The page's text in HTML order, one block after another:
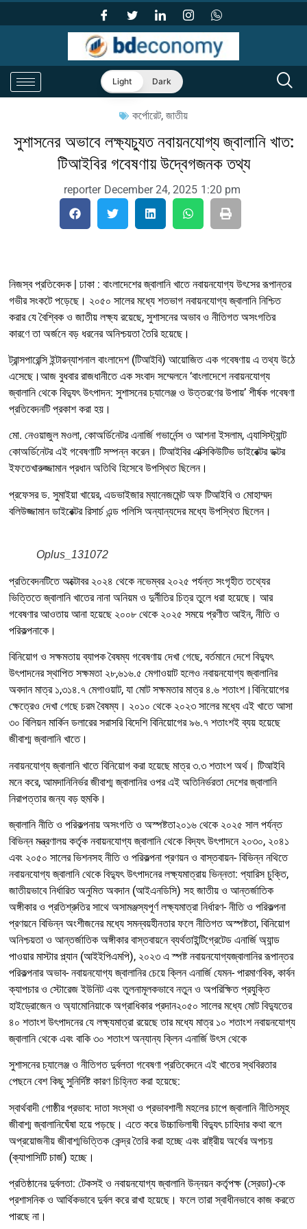
Light Dark
কর্পোরেট, জাতীয়
সুশাসনের অভাবে লক্ষ্যচ্যুত নবায়নযোগ্য জ্বালানি খাত:
টিআইবির গবেষণায় উদ্বেগজনক তথ্য
reporter December 24, 2025 1:20 pm
নিজস্ব প্রতিবেদক | ঢাকা : বাংলাদেশের জ্বালানি খাতে নবায়নযোগ্য উৎসের রূপান্তর
গভীর সংকটে পড়েছে। ২০৫০ সালের মধ্যে শতভাগ নবায়নযোগ্য জ্বালানি নিশ্চিত
করার যে বৈশ্বিক ও জাতীয় লক্ষ্য রয়েছে, সুশাসনের অভাব ও নীতিগত অসংগতির
কারণে তা অর্জনে বড় ধরনের অনিশ্চয়তা তৈরি হয়েছে।
ট্রান্সপারেন্সি ইন্টারন্যাশনাল বাংলাদেশ (টিআইবি) আয়োজিত এক গবেষণায় এ তথ্য উঠে
এসেছে।আজ বুধবার রাজধানীতে এক সংবাদ সম্মেলনে ‘বাংলাদেশে নবায়নযোগ্য
জ্বালানি থেকে বিদ্যুৎ উৎপাদন: সুশাসনের চ্যালেঞ্জ ও উত্তরণের উপায়’ শীর্ষক গবেষণা
প্রতিবেদনটি প্রকাশ করা হয়।
মো. নেওয়াজুল মওলা, কোঅর্ডিনেটর এনার্জি গভার্নেন্স ও আশনা ইসলাম, এ্যাসিস্ট্যান্ট
কোঅর্ডিনেটর এই গবেষণাটি সম্পন্ন করেন। টিআইবির এক্সিকিউটিভ ডাইরেক্টর ডক্টর
ইফতেখারুজ্জামান প্রধান অতিথি হিসেবে উপস্থিত ছিলেন।
প্রফেসর ড. সুমাইয়া খায়ের, এডভাইজার ম্যানেজমেন্ট অফ টিআইবি ও মোহাম্মদ
বলিউজ্জামান ডাইরেক্টর রিসার্চ এন্ড পলিসি অন্যান্যদের মধ্যে উপস্থিত ছিলেন।
Oplus_131072
প্রতিবেদনটিতে অক্টোবর ২০২৪ থেকে নভেম্বর ২০২৫ পর্যন্ত সংগৃহীত তথ্যের
ভিত্তিতে জ্বালানি খাতের নানা অনিয়ম ও দুর্নীতির চিত্র তুলে ধরা হয়েছে। আর
গবেষণার আওতায় আনা হয়েছে ২০০৮ থেকে ২০২৫ সময়ে প্রণীত আইন, নীতি ও
পরিকল্পনাকে।
বিনিয়োগ ও সক্ষমতায় ব্যাপক বৈষম্য গবেষণায় দেখা গেছে, বর্তমানে দেশে বিদ্যুৎ
উৎপাদনের স্থাপিত সক্ষমতা ২৮,৬১৬.৫ মেগাওয়াট হলেও নবায়নযোগ্য জ্বালানির
অবদান মাত্র ১,৩১৪.৭ মেগাওয়াট, যা মোট সক্ষমতার মাত্র ৪.৬ শতাংশ।বিনিয়োগের
ক্ষেত্রেও দেখা গেছে চরম বৈষম্য। ২০১০ থেকে ২০২৩ সালের মধ্যে এই খাতে আসা
৩০ বিলিয়ন মার্কিন ডলারের সরাসরি বিদেশি বিনিয়োগের ৯৬.৭ শতাংশই ব্যয় হয়েছে
জীবাশ্ম জ্বালানি খাতে।
নবায়নযোগ্য জ্বালানি খাতে বিনিয়োগ করা হয়েছে মাত্র ৩.৩ শতাংশ অর্থ। টিআইবি
মনে করে, আমদানিনির্ভর জীবাশ্ম জ্বালানির ওপর এই অতিনির্ভরতা দেশের জ্বালানি
নিরাপত্তার জন্য বড় হুমকি।
জ্বালানি নীতি ও পরিকল্পনায় অসংগতি ও অস্পষ্টতা২০১৬ থেকে ২০২৫ সাল পর্যন্ত
বিভিন্ন মন্ত্রণালয় কর্তৃক নবায়নযোগ্য জ্বালানি থেকে বিদ্যৎ উৎপাদনে ২০৩০, ২০৪১
এবং ২০৫০ সালের ভিশনসহ নীতি ও পরিকল্পনা প্রণয়ন ও বাস্তবায়ন- বিভিন্ন নথিতে
নবায়নযোগ্য জ্বালানি থেকে বিদ্যুৎ উৎপাদনের লক্ষ্যমাত্রায় ভিন্নতা: প্যারিস চুক্তি,
জাতীয়ভাবে নির্ধারিত অনুমিত অবদান (আইএনডিসি) সহ জাতীয় ও আন্তর্জাতিক
অঙ্গীকার ও প্রতিশ্রুতির সাথে অসামঞ্জস্যপূর্ণ লক্ষ্যমাত্রা নির্ধারণ- নীতি ও পরিকল্পনা
প্রণয়নে বিভিন্ন অংশীজনের মধ্যে সমন্বয়হীনতার ফলে নীতিগত অস্পষ্টতা, বিনিয়োগ
অনিশ্চয়তা ও আন্তর্জাতিক অঙ্গীকার বাস্তবায়নে ব্যর্থতাইন্টিগ্রেটেড এনার্জি অ্যান্ড
পাওয়ার মাস্টার প্ল্যান (আইইপিএমপি), ২০২৩ এ স্পষ্ট নবায়নযোগ্যজ্বালানির রূপান্তর
পরিকল্পনার অভাব- নবায়নযোগ্য জ্বালানির চেয়ে ক্লিন এনার্জি যেমন- পারমাণবিক, কার্বন
ক্যাপচার ও স্টোরেজ ইউনিট এবং তুলনামূলকভাবে নতুন ও অপরিক্ষিত প্রযুক্তি
হাইড্রোজেন ও অ্যামোনিয়াকে অগ্রাধিকার প্রদান২০৫০ সালের মধ্যে মোট বিদ্যুতের
৪০ শতাংশ উৎপাদনের যে লক্ষ্যমাত্রা রয়েছে তার মধ্যে মাত্র ১০ শতাংশ নবায়নযোগ্য
জ্বালানি থেকে এবং বাকি ৩০ শতাংশ অন্যান্য ক্লিন এনার্জি উৎস থেকে
সুশাসনের চ্যালেঞ্জ ও নীতিগত দুর্বলতা গবেষণা প্রতিবেদনে এই খাতের স্থবিরতার
পেছনে বেশ কিছু সুনির্দিষ্ট কারণ চিহ্নিত করা হয়েছে:
স্বার্থবাদী গোষ্ঠীর প্রভাব: দাতা সংস্থা ও প্রভাবশালী মহলের চাপে জ্বালানি নীতিসমূহ
জীবাশ্ম জ্বালানিঘেঁষা হয়ে পড়ছে। এতে করে উচ্চাভিলাষী বিদ্যুৎ চাহিদার কথা বলে
অপ্রয়োজনীয় জীবাশ্মভিত্তিক কেন্দ্র তৈরি করা হচ্ছে এবং রাষ্ট্রীয় অর্থের অপচয়
(ক্যাপাসিটি চার্জ) হচ্ছে।
প্রতিষ্ঠানের দুর্বলতা: টেকসই ও নবায়নযোগ্য জ্বালানি উন্নয়ন কর্তৃপক্ষ (স্রেডা)-কে
প্রশাসনিক ও আর্থিকভাবে দুর্বল করে রাখা হয়েছে। ফলে তারা স্বাধীনভাবে কাজ করতে
পারছে না।